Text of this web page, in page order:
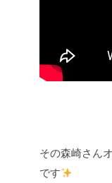
その森崎さん
です